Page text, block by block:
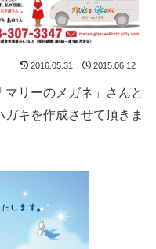
2016.05.31 2015.06.12
リーのメガネ」さんと
キを作成させて頂きま